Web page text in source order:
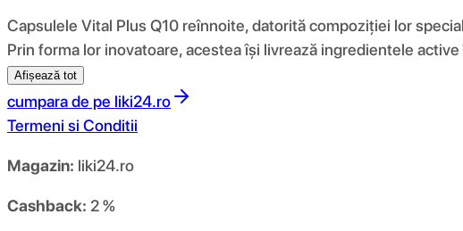
Capsulele Vital Plus Q10 reînnoite, datorită compoziției lor
Prin forma lor inovatoare, acestea își livrează ingredientele
Afișează tot
cumpara de pe liki24.ro
Termeni si Conditii
Magazin: liki24.ro
Cashback: 2 %